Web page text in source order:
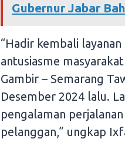
Gubernur Jabar
“Hadir kembali
antusiasme
Gambir – Semarang
Desember 2024 lalu.
pengalaman
pelanggan,” ungkap